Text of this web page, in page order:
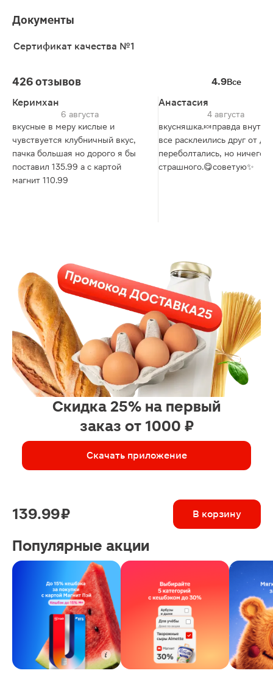
Документы
Сертификат качества №1
426 отзывов 4.9Все
Керимхан
6 августа
вкусные в меру кислые и
чувствуется клубничный вкус,
пачка большая но дорого я бы
поставил 135.99 а с картой
магнит 110.99
Анастасия
4 августа
вкусняшка.🍬правда внутри
все расклеились друг от
переболтались, но ничего
страшного.😋советую✨
Скидка 25% на первый
заказ от 1000 ₽
Скачать приложение
139.99 ₽ В корзину
Популярные акции